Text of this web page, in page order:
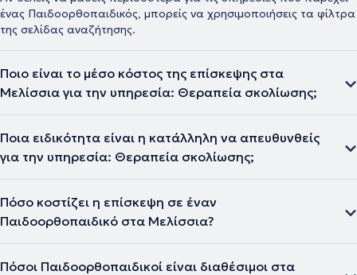
ένας Παιδοορθοπαιδικός, μπορείς να χρησιμοποιήσεις τα φίλτρα
της σελίδας αναζήτησης.
Ποιο είναι το μέσο κόστος της επίσκεψης στα
Μελίσσια για την υπηρεσία: Θεραπεία σκολίωσης;
Ποια ειδικότητα είναι η κατάλληλη να απευθυνθείς
για την υπηρεσία: Θεραπεία σκολίωσης;
Πόσο κοστίζει η επίσκεψη σε έναν
Παιδοορθοπαιδικό στα Μελίσσια?
Πόσοι Παιδοορθοπαιδικοί είναι διαθέσιμοι στα